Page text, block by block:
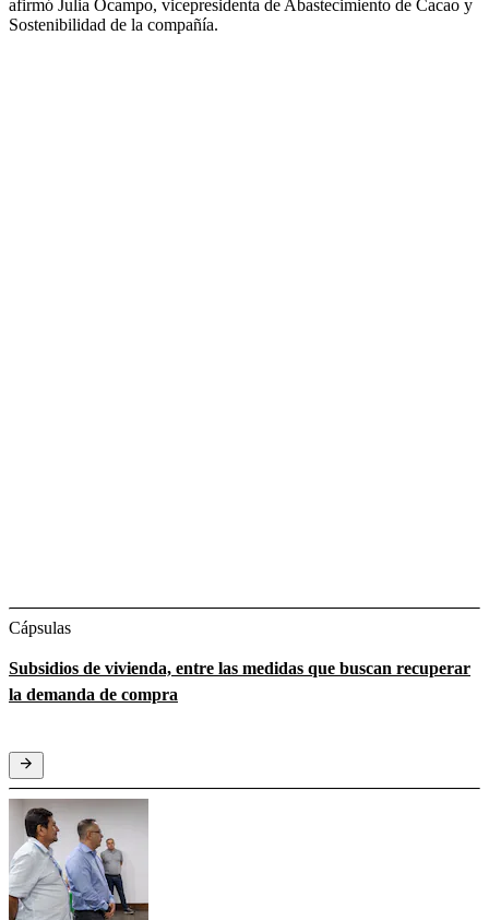
afirmó Julia Ocampo, vicepresidenta de Abastecimiento de Cacao y
Sostenibilidad de la compañía.
Cápsulas
Subsidios de vivienda, entre las medidas que buscan recuperar
la demanda de compra